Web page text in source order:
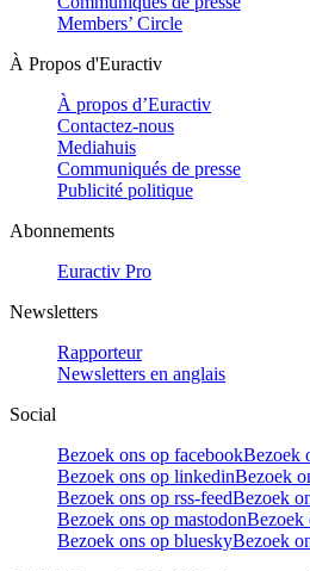
Members’ Circle
À Propos d'Euractiv
À propos d’Euractiv
Contactez-nous
Mediahuis
Communiqués de presse
Publicité politique
Abonnements
Euractiv Pro
Newsletters
Rapporteur
Newsletters en anglais
Social
Bezoek ons op facebookBezoek
Bezoek ons op linkedinBezoek
Bezoek ons op rss-feedBezoek
Bezoek ons op mastodonBezoek
Bezoek ons op blueskyBezoek